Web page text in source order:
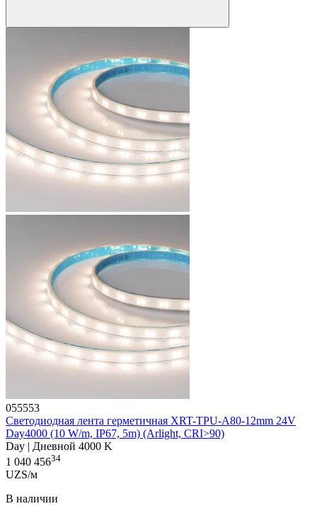
055553
Светодиодная лента герметичная XRT-TPU-A80-12mm 24V
Day4000 (10 W/m, IP67, 5m) (Arlight, CRI>90)
Day | Дневной 4000 K
1 040 45634
UZS/м
В наличии